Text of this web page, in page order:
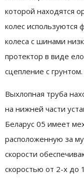
которой находятся
колес используются
колеса с шинами
протектор в виде
сцепление с грунтом.
Выхлопная труба
на нижней части
Беларус 05 имеет
расположенную за
скорости
скоростью от 2-х до